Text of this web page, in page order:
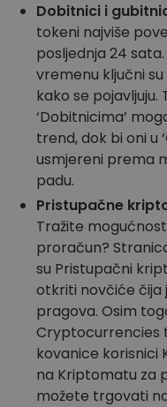
Dobitnici i
tokeni najviše
posljednja 24
vremenu ključni
kako se pojavljuju.
‘Dobitnicima’
trend, dok bi oni u
usmjereni prema
padu.
Pristupačne
Tražite
proračun?
su Pristupačni
otkriti novčiće čija
pragova. Osim
Cryptocurrencies
kovanice korisnici
na Kriptomatu za
možete trgovati